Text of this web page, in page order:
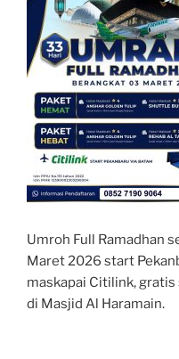
Umroh Full Ramadhan
Maret 2026 start
maskapai Citilink, gratis
di Masjid Al Haramain.